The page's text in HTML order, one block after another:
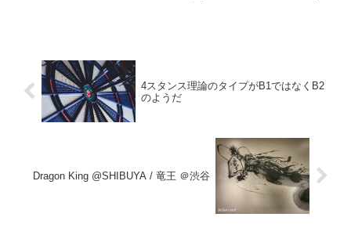
4スタンス理論のタイプがB1ではなくB2
のようだ
Dragon King @SHIBUYA / 竜王 ＠渋谷